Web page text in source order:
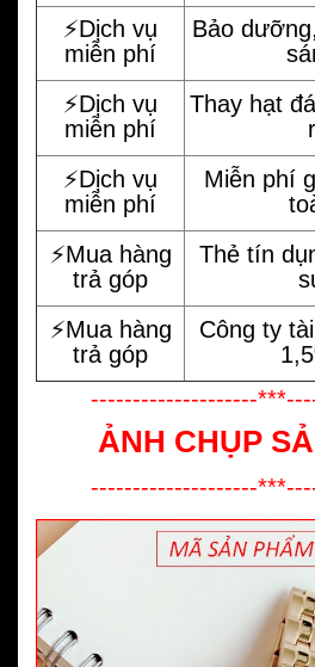
⚡️Dịch vụ
miễn phí
Bảo
⚡️Dịch vụ
miễn phí
Thay hạt
⚡️Dịch vụ
miễn phí
Miễn phí
⚡️Mua hàng
trả góp
Thẻ tín
⚡️Mua hàng
trả góp
Công ty
--------------------
ẢNH CHỤP
--------------------